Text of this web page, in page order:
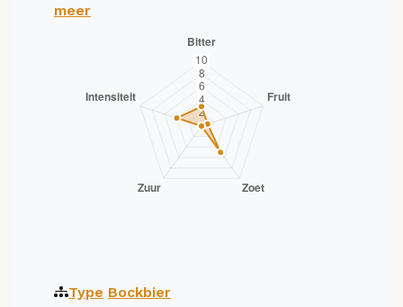
meer
Type Bockbier